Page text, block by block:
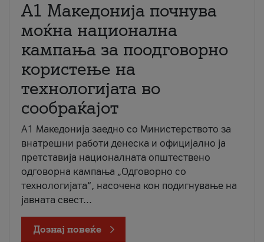
A1 Македонија почнува
моќна национална
кампања за поодговорно
користење на
технологијата во
сообраќајот
A1 Македонија заедно со Министерството за
внатрешни работи денеска и официјално ја
претставија националната општествено
одговорна кампања „Одговорно со
технологијата“, насочена кон подигнување на
јавната свест...
Дознај повеќе